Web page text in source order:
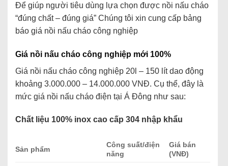
Để giúp người tiêu dùng lựa chọn được nồi nấu cháo
“đúng chất – đúng giá” Chúng tôi xin cung cấp bảng
báo giá nồi nấu cháo công nghiệp
Giá nồi nấu cháo công nghiệp mới 100%
Giá nồi nấu cháo công nghiệp 20l – 150 lít dao động
khoảng 3.000.000 – 14.000.000 VNĐ. Cụ thể, đây là
mức giá nồi nấu cháo điện tại Á Đông như sau:
Chất liệu 100% inox cao cấp 304 nhập khẩu
Sản phẩm
Công suất/điện
năng
Giá bán
(VNĐ)